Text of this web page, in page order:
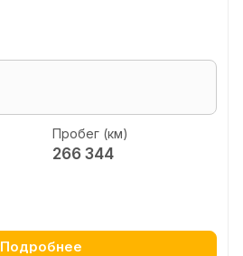
Пробег (км)
266 344
Подробнее